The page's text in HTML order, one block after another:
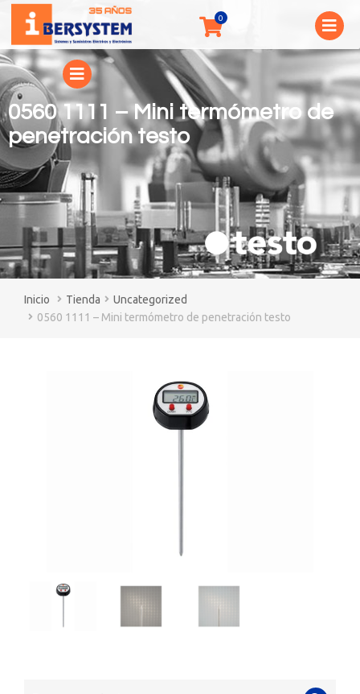
0560 1111 – Mini termómetro de
penetración testo
You are here:
Tienda
Uncategorized
0560 1111 – Mini termómetro de penetración testo